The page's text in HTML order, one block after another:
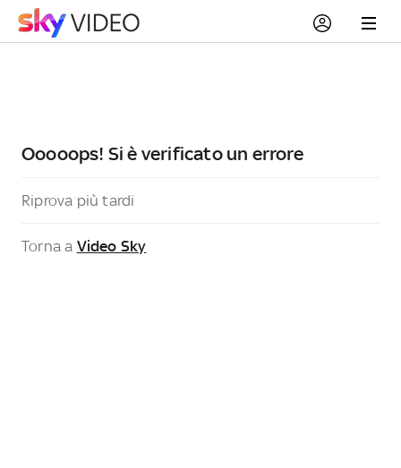
Ooooops! Si è verificato un errore
Riprova più tardi
Torna a Video Sky